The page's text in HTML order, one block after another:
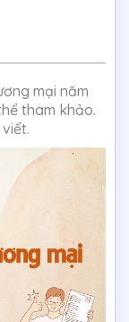
mại năm
tham khảo.